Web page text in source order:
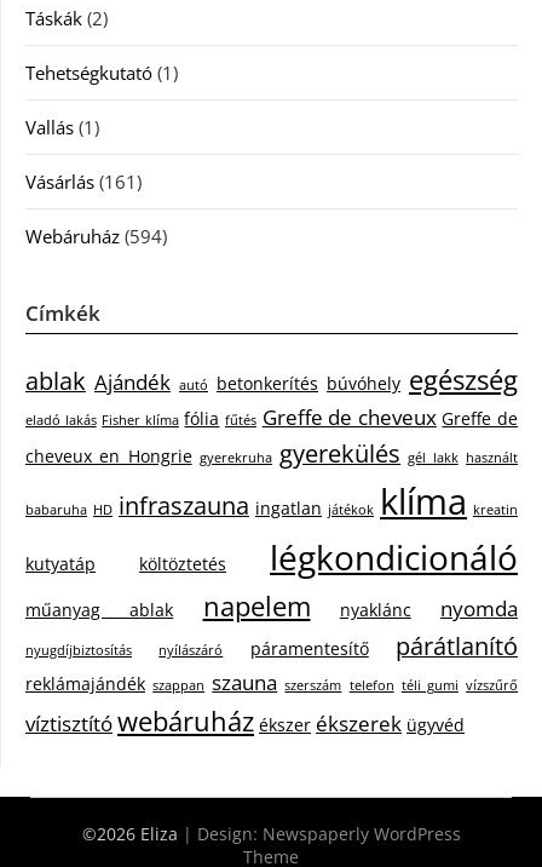
Táskák (2)
Tehetségkutató (1)
Vallás (1)
Vásárlás (161)
Webáruház (594)
Címkék
ablak Ajándék autó betonkerítés búvóhely egészség
eladó lakás Fisher klíma fólia fűtés Greffe de cheveux Greffe de
cheveux en Hongrie gyerekruha gyerekülés gél lakk használt
babaruha HD infraszauna ingatlan játékok klíma kreatin
kutyatáp költöztetés légkondicionáló
műanyag ablak napelem nyaklánc nyomda
nyugdíjbiztosítás nyílászáró páramentesítő párátlanító
reklámajándék szappan szauna szerszám telefon téli gumi vízszűrő
víztisztítówebáruház ékszer ékszerek ügyvéd
©2026 Eliza | Design: Newspaperly WordPress
Theme